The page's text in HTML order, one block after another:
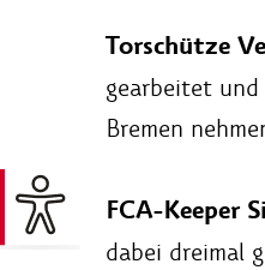
Torschütze
gearbeitet und
Bremen
FCA-Keeper
dabei dreimal